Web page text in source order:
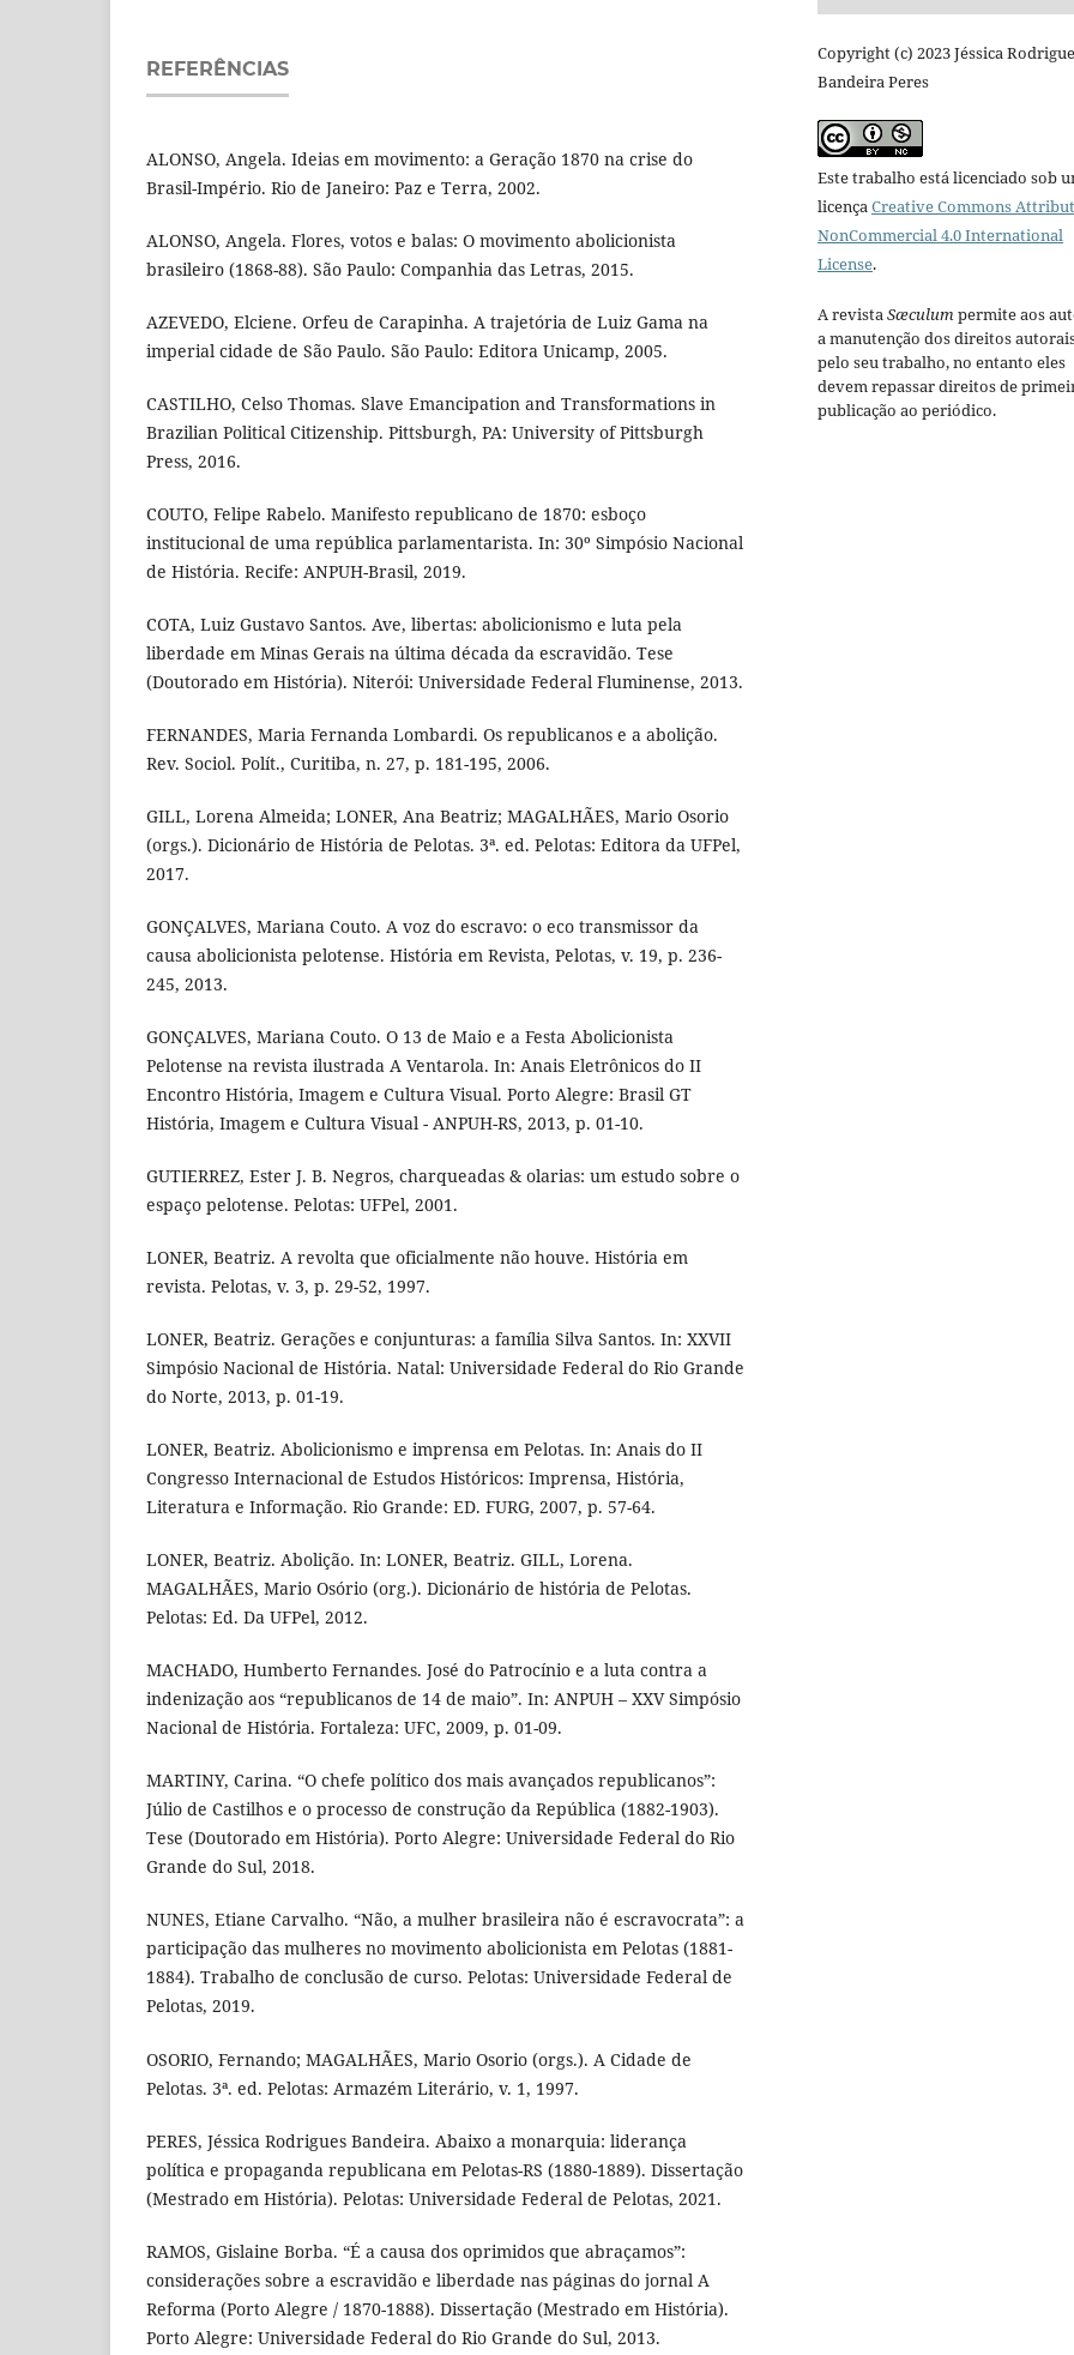
REFERÊNCIAS
ALONSO, Angela. Ideias em movimento: a Geração 1870 na crise do
Brasil-Império. Rio de Janeiro: Paz e Terra, 2002.
ALONSO, Angela. Flores, votos e balas: O movimento abolicionista
brasileiro (1868-88). São Paulo: Companhia das Letras, 2015.
AZEVEDO, Elciene. Orfeu de Carapinha. A trajetória de Luiz Gama na
imperial cidade de São Paulo. São Paulo: Editora Unicamp, 2005.
CASTILHO, Celso Thomas. Slave Emancipation and Transformations in
Brazilian Political Citizenship. Pittsburgh, PA: University of Pittsburgh
Press, 2016.
COUTO, Felipe Rabelo. Manifesto republicano de 1870: esboço
institucional de uma república parlamentarista. In: 30º Simpósio Nacional
de História. Recife: ANPUH-Brasil, 2019.
COTA, Luiz Gustavo Santos. Ave, libertas: abolicionismo e luta pela
liberdade em Minas Gerais na última década da escravidão. Tese
(Doutorado em História). Niterói: Universidade Federal Fluminense, 2013.
FERNANDES, Maria Fernanda Lombardi. Os republicanos e a abolição.
Rev. Sociol. Polít., Curitiba, n. 27, p. 181-195, 2006.
GILL, Lorena Almeida; LONER, Ana Beatriz; MAGALHÃES, Mario Osorio
(orgs.). Dicionário de História de Pelotas. 3ª. ed. Pelotas: Editora da UFPel,
2017.
GONÇALVES, Mariana Couto. A voz do escravo: o eco transmissor da
causa abolicionista pelotense. História em Revista, Pelotas, v. 19, p. 236-
245, 2013.
GONÇALVES, Mariana Couto. O 13 de Maio e a Festa Abolicionista
Pelotense na revista ilustrada A Ventarola. In: Anais Eletrônicos do II
Encontro História, Imagem e Cultura Visual. Porto Alegre: Brasil GT
História, Imagem e Cultura Visual - ANPUH-RS, 2013, p. 01-10.
GUTIERREZ, Ester J. B. Negros, charqueadas & olarias: um estudo sobre o
espaço pelotense. Pelotas: UFPel, 2001.
LONER, Beatriz. A revolta que oficialmente não houve. História em
revista. Pelotas, v. 3, p. 29-52, 1997.
LONER, Beatriz. Gerações e conjunturas: a família Silva Santos. In: XXVII
Simpósio Nacional de História. Natal: Universidade Federal do Rio Grande
do Norte, 2013, p. 01-19.
LONER, Beatriz. Abolicionismo e imprensa em Pelotas. In: Anais do II
Congresso Internacional de Estudos Históricos: Imprensa, História,
Literatura e Informação. Rio Grande: ED. FURG, 2007, p. 57-64.
LONER, Beatriz. Abolição. In: LONER, Beatriz. GILL, Lorena.
MAGALHÃES, Mario Osório (org.). Dicionário de história de Pelotas.
Pelotas: Ed. Da UFPel, 2012.
MACHADO, Humberto Fernandes. José do Patrocínio e a luta contra a
indenização aos “republicanos de 14 de maio”. In: ANPUH – XXV Simpósio
Nacional de História. Fortaleza: UFC, 2009, p. 01-09.
MARTINY, Carina. “O chefe político dos mais avançados republicanos”:
Júlio de Castilhos e o processo de construção da República (1882-1903).
Tese (Doutorado em História). Porto Alegre: Universidade Federal do Rio
Grande do Sul, 2018.
NUNES, Etiane Carvalho. “Não, a mulher brasileira não é escravocrata”: a
participação das mulheres no movimento abolicionista em Pelotas (1881-
1884). Trabalho de conclusão de curso. Pelotas: Universidade Federal de
Pelotas, 2019.
OSORIO, Fernando; MAGALHÃES, Mario Osorio (orgs.). A Cidade de
Pelotas. 3ª. ed. Pelotas: Armazém Literário, v. 1, 1997.
PERES, Jéssica Rodrigues Bandeira. Abaixo a monarquia: liderança
política e propaganda republicana em Pelotas-RS (1880-1889). Dissertação
(Mestrado em História). Pelotas: Universidade Federal de Pelotas, 2021.
RAMOS, Gislaine Borba. “É a causa dos oprimidos que abraçamos”:
considerações sobre a escravidão e liberdade nas páginas do jornal A
Reforma (Porto Alegre / 1870-1888). Dissertação (Mestrado em História).
Porto Alegre: Universidade Federal do Rio Grande do Sul, 2013.
Copyright (c) 2023 Jéssica
Bandeira Peres
Este trabalho está licenciado sob
licençaCreative Commons
NonCommercial 4.0 International
License.
A revistaSæculumpermite aos
a manutenção dos direitos
pelo seu trabalho, no entanto eles
devem repassar direitos de
publicação ao periódico.